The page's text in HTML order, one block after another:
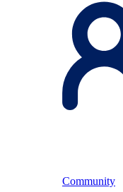
Community